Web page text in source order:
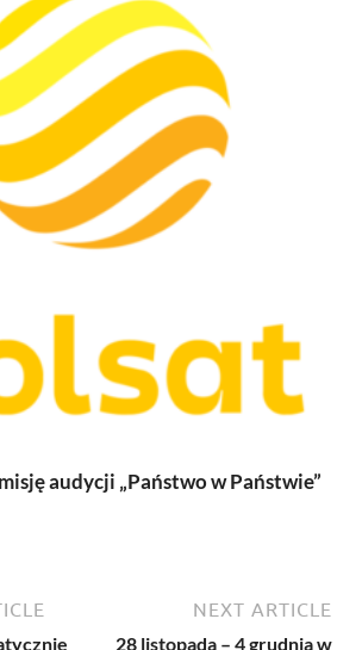
audycji „Państwo w Państwie”
NEXT ARTICLE
28 listopada – 4 grudnia w